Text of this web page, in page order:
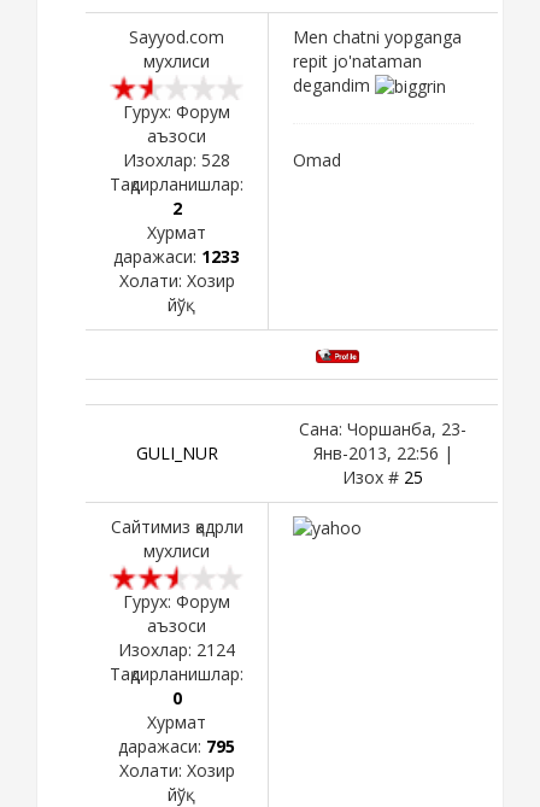
Sayyod.com
мухлиси
Гурух: Форум
аъзоси
Изохлар: 528
Тақдирланишлар:
2
Хурмат
даражаси: 1233
Холати: Хозир
йўқ
Men chatni yopganga
repit jo'nataman
degandim
Omad
GULI_NUR
Сана: Чоршанба, 23-
Янв-2013, 22:56 |
Изох # 25
Сайтимиз қадрли
мухлиси
Гурух: Форум
аъзоси
Изохлар: 2124
Тақдирланишлар:
0
Хурмат
даражаси: 795
Холати: Хозир
йўқ